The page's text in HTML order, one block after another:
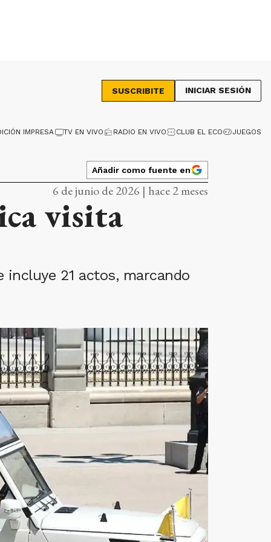
SUSCRIBITE INICIAR SESIÓN
IMPRESA TV EN VIVO RADIO EN VIVO CLUB EL ECO JUEGOS
Añadir como fuente en
6 de junio de 2026 | hace 2 meses
visita
21 actos, marcando